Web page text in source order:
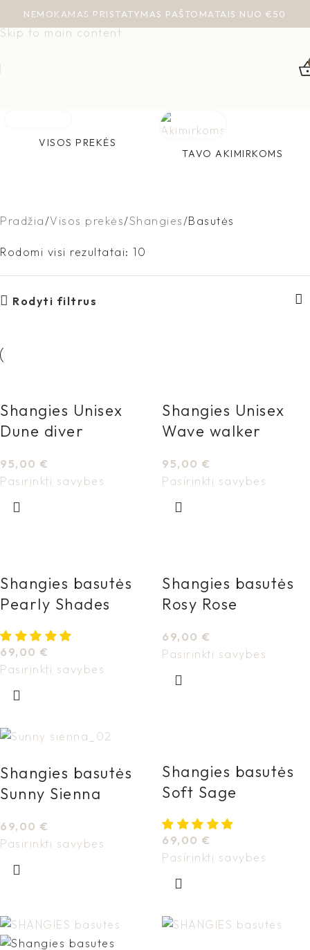
Skip to navigation
Skip to main content
NEMOKAMAS PRISTATYMAS PAŠTOMATAIS NUO €50
VISOS PREKĖS
TAVO AKIMIRKOMS
Pradžia Visos prekės Shangies Basutės
Rodomi visi rezultatai: 10
Rodyti filtrus
Shangies Unisex
Dune diver
95,00 €
Pasirinkti savybes
Shangies Unisex
Wave walker
95,00 €
Pasirinkti savybes
Shangies basutės
Pearly Shades
69,00 €
Pasirinkti savybes
Shangies basutės
Rosy Rose
69,00 €
Pasirinkti savybes
Shangies basutės
Sunny Sienna
69,00 €
Pasirinkti savybes
Shangies basutės
Soft Sage
69,00 €
Pasirinkti savybes